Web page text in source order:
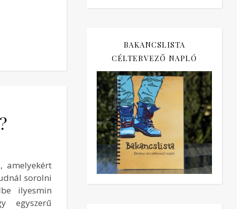
amelyekért
sorolni
ilyesmin
egyszerű
BAKANCSLISTA
CÉLTERVEZŐ NAPLÓ